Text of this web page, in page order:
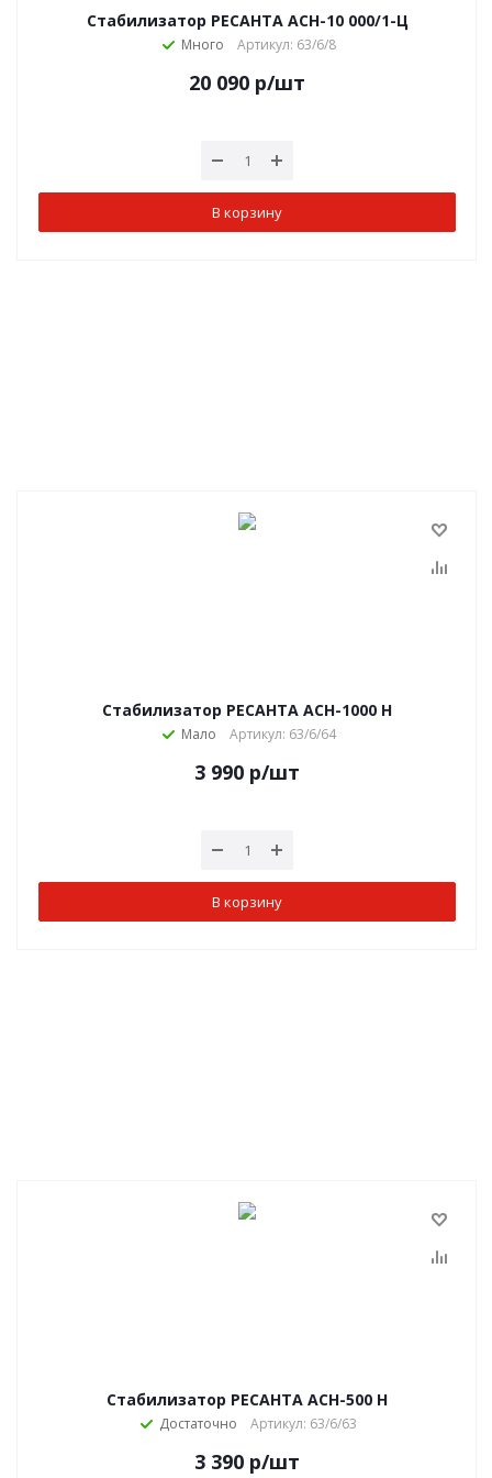
Стабилизатор РЕСАНТА АСН-10 000/1-Ц
Много Артикул: 63/6/8
20 090 р/шт
В корзину
Стабилизатор РЕСАНТА АСН-1000 Н
Мало Артикул: 63/6/64
3 990 р/шт
В корзину
Стабилизатор РЕСАНТА АСН-500 Н
Достаточно Артикул: 63/6/63
3 390 р/шт